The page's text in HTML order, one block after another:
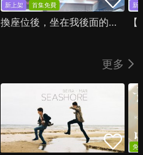
新上架 首集免費
換座位後，坐在我後面的男生好像喜歡我
新
更多
免